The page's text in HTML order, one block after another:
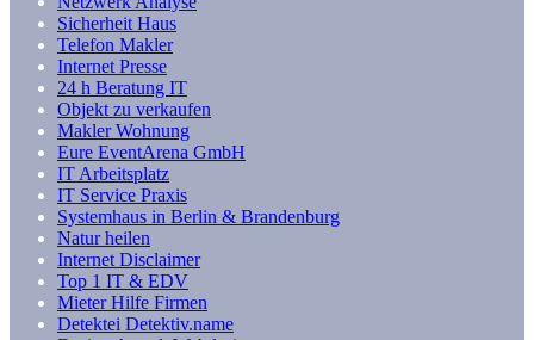
Sicherheit Haus
Telefon Makler
Internet Presse
24 h Beratung IT
Objekt zu verkaufen
Makler Wohnung
Eure EventArena GmbH
IT Arbeitsplatz
IT Service Praxis
Systemhaus in Berlin & Brandenburg
Natur heilen
Internet Disclaimer
Top 1 IT & EDV
Mieter Hilfe Firmen
Detektei Detektiv.name